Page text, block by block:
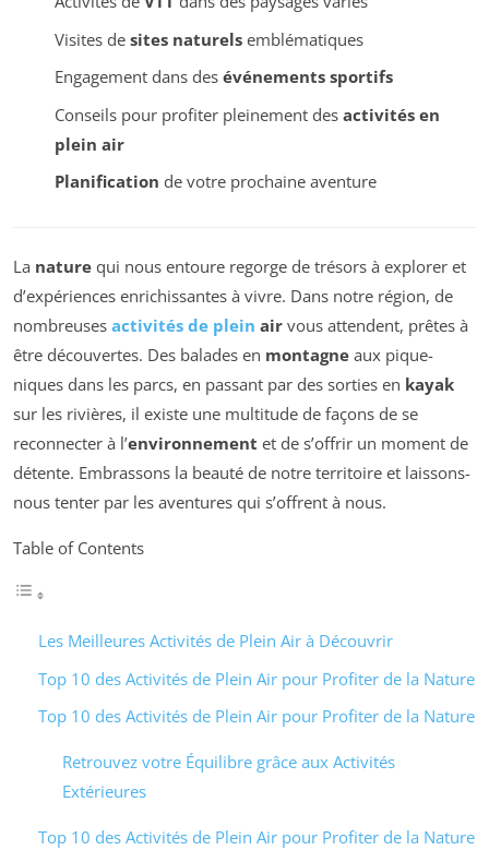
Visites de sites naturelsemblématiques
Engagement dans des événements sportifs
Conseils pour profiter pleinement des activités en
plein air
Planification de votre prochaine aventure
La nature qui nous entoure regorge de trésors à explorer et
d’expériences enrichissantes à vivre. Dans notre région, de
nombreuses activités de plein air vous attendent, prêtes à
être découvertes. Des balades en montagne aux pique-
niques dans les parcs, en passant par des sorties en kayak
sur les rivières, il existe une multitude de façons de se
reconnecter à l’environnement et de s’offrir un moment de
détente. Embrassons la beauté de notre territoire et laissons-
nous tenter par les aventures qui s’offrent à nous.
Table of Contents
Les Meilleures Activités de Plein Air à Découvrir
Top 10 des Activités de Plein Air pour Profiter de la Nature
Top 10 des Activités de Plein Air pour Profiter de la Nature
Retrouvez votre Équilibre grâce aux Activités
Extérieures
Top 10 des Activités de Plein Air pour Profiter de la Nature